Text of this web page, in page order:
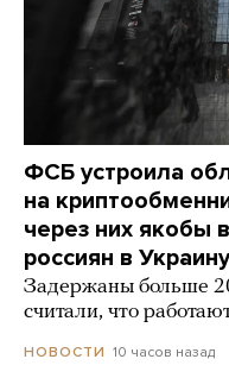
ФСБ устроила
на
через них якобы
россиян в Украину
Задержаны больше
считали, что
НОВОСТИ 10 часов назад